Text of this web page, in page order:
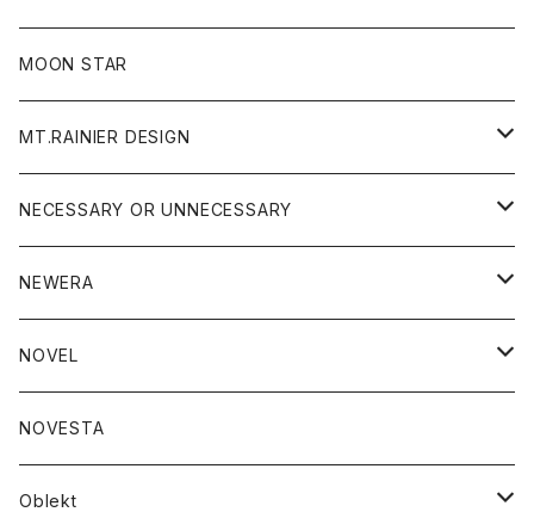
フリース
ジャケット
ニット
パンツ
帽子
MOON STAR
MT.RAINIER DESIGN
アウター
コート
ジャケット
アクセサリー
バッグ
グッズ
ウォレット
靴
トップス
ジャケット
ボトム
NECESSARY OR UNNECESSARY
アウター
コート
ジャケット
アクセサリー
バッグ
ブレスレット
グッズ
靴
トップス
NEWERA
帽子
NOVEL
トップス
カットソー
ボトム
NOVESTA
Oblekt